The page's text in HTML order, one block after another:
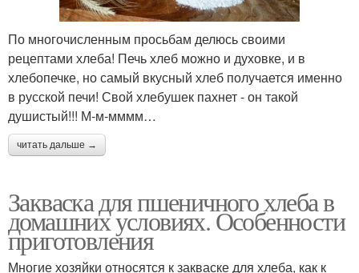
По многочисленным просьбам делюсь своими
рецептами хлеба! Печь хлеб можно и духовке, и в
хлебопечке, но самый вкусный хлеб получается именно
в русской печи! Свой хлебушек пахнет - он такой
душистый!!! М-м-мммм…
читать дальше →
Закваска для пшеничного хлеба в
домашних условиях. Особенности
приготовления
Многие хозяйки относятся к закваске для хлеба, как к